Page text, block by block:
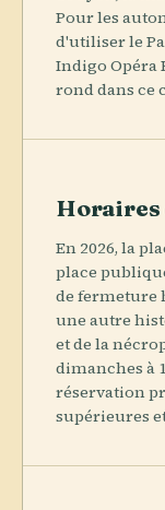
Pour les
d'utiliser le
Indigo Opéra
rond dans ce
En 2026, la
place
de fermeture
une autre
et de la
dimanches à
réservation
supérieures